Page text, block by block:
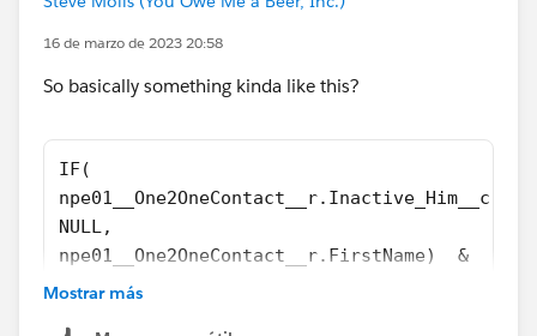
16 de marzo de 2023 20:58
So basically something kinda like this?
IF(
npe01__One2OneContact__r.Inactive_Him__c =
NULL,
npe01__One2OneContact__r.FirstName)  &
IF(
Mostrar más